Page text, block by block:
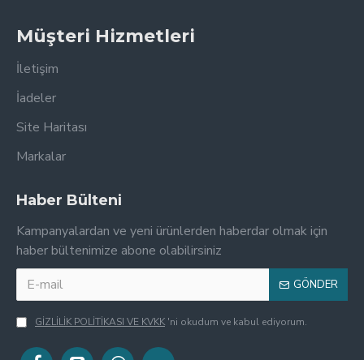
Müşteri Hizmetleri
İletişim
İadeler
Site Haritası
Markalar
Haber Bülteni
Kampanyalardan ve yeni ürünlerden haberdar olmak için
haber bültenimize abone olabilirsiniz
GÖNDER
GİZLİLİK POLİTİKASI VE KVKK 'ni okudum ve kabul ediyorum.